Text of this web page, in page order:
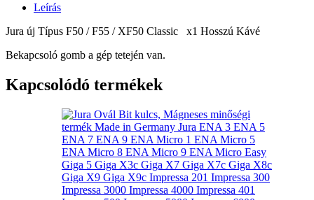
Leírás
Jura új Típus F50 / F55 / XF50 Classic x1 Hosszú Kávé
Bekapcsoló gomb a gép tetején van.
Kapcsolódó termékek